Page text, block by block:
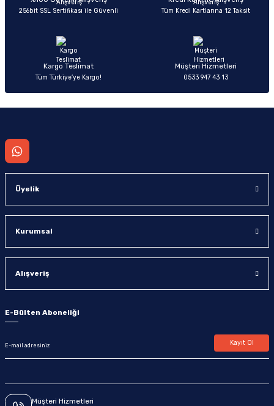
256bit SSL Sertifikası ile Güvenli Tüm Kredi Kartlarına 12 Taksit
Kargo Teslimat
Tüm Türkiye’ye Kargo!
Müşteri Hizmetleri
0533 947 43 13
Üyelik
Kurumsal
Alışveriş
E-Bülten Aboneliği
Kayıt Ol
Müşteri Hizmetleri